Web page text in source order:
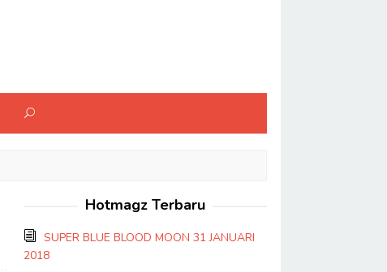
Hotmagz Terbaru
SUPER BLUE BLOOD MOON 31 JANUARI
2018